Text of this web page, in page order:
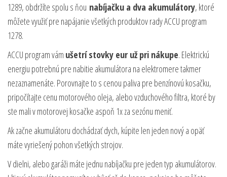
1289, obdržíte spolu s ňou nabíjačku a dva akumulátory, ktoré
môžete využiť pre napájanie všetkých produktov rady ACCU program
1278.
ACCU program vám ušetrí stovky eur už pri nákupe. Elektrickú
energiu potrebnú pre nabitie akumulátora na elektromere takmer
nezaznamenáte. Porovnajte to s cenou paliva pre benzínovú kosačku,
pripočítajte cenu motorového oleja, alebo vzduchového filtra, ktoré by
ste mali v motorovej kosačke aspoň 1x za sezónu meniť.
Ak začne akumulátoru dochádzať dych, kúpite len jeden nový a opäť
máte vyriešený pohon všetkých strojov.
V dielni, alebo garáži máte jednu nabíjačku pre jeden typ akumulátorov.